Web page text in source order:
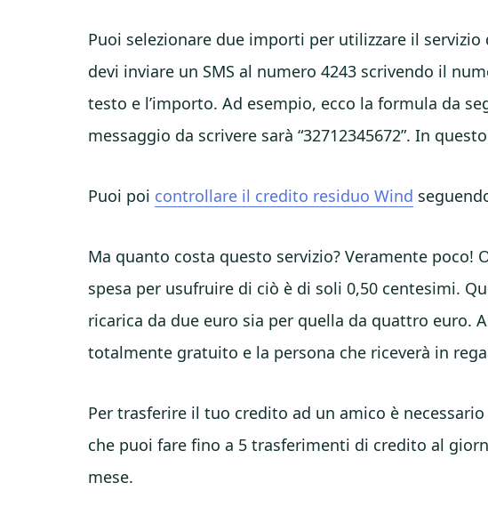
Puoi selezionare due importi per utilizzare il servizio
devi inviare un SMS al numero 4243 scrivendo il
testo e l’importo. Ad esempio, ecco la formula da
messaggio da scrivere sarà “32712345672”. In
Puoi poi controllare il credito residuo Wind
Ma quanto costa questo servizio? Veramente poco!
spesa per usufruire di ciò è di soli 0,50 centesimi.
ricarica da due euro sia per quella da quattro euro.
totalmente gratuito e la persona che riceverà in
Per trasferire il tuo credito ad un amico è
che puoi fare fino a 5 trasferimenti di credito al
mese.